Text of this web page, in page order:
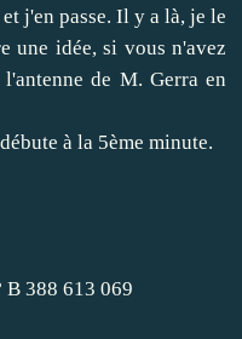
et j'en passe. Il y a là, je le
une idée, si vous n'avez
de M. Gerra en
à la 5ème minute.
B 388 613 069